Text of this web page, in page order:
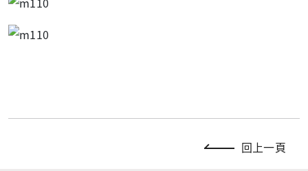
回上一頁